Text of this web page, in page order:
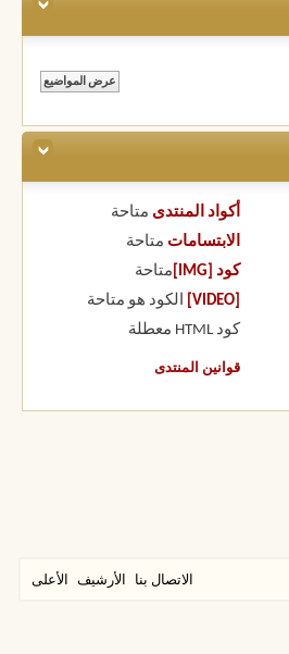
أكواد المنتدى متاحة
الابتسامات متاحة
كود [IMG]
متاحة
الكود هو متاحة
كود HTML
معطلة
قوانين المنتدى
الاتصال بنا الأرشيف الأعلى